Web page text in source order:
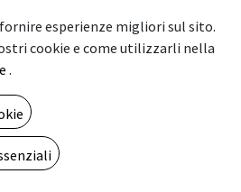
esperienze migliori sul sito.
cookie e come utilizzarli nella
.